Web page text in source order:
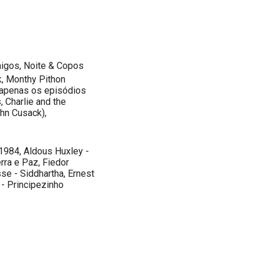
Noite & Copos
Monthy Pithon
os episódios
Charlie and the
Cusack),
Aldous Huxley -
e Paz, Fiedor
- Siddhartha, Ernest
- Principezinho